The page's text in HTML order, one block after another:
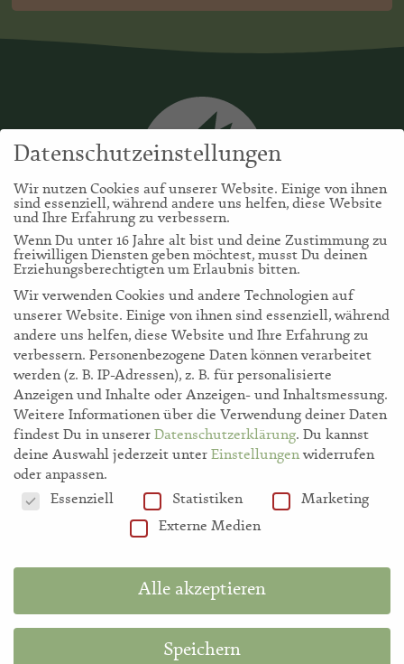
storl.de
Akademie
Shop
Hilfe
Information in English
Datenschutzeinstellungen
Wir nutzen Cookies auf unserer Website. Einige von ihnen
sind essenziell, während andere uns helfen, diese Website
und Ihre Erfahrung zu verbessern.
Wenn Du unter 16 Jahre alt bist und deine Zustimmung zu
freiwilligen Diensten geben möchtest, musst Du deinen
Erziehungsberechtigten um Erlaubnis bitten.
Wir verwenden Cookies und andere Technologien auf
unserer Website. Einige von ihnen sind essenziell, während
andere uns helfen, diese Website und Ihre Erfahrung zu
verbessern. Personenbezogene Daten können verarbeitet
werden (z. B. IP-Adressen), z. B. für personalisierte
Anzeigen und Inhalte oder Anzeigen- und Inhaltsmessung.
Weitere Informationen über die Verwendung deiner Daten
findest Du in unserer Datenschutzerklärung. Du kannst
deine Auswahl jederzeit unter Einstellungenwiderrufen
oder anpassen.
Datenschutzeinstellungen
Essenziell Statistiken
Marketing
Externe Medien
Alle akzeptieren
Speichern